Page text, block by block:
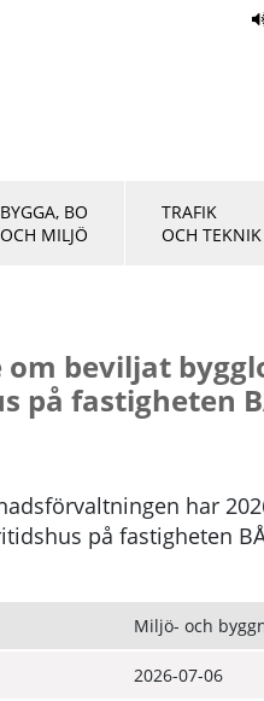
BYGGA, BO
OCH MILJÖ
TRAFIK
OCH TEKNIK
om beviljat
på fastigheten
har
på fastigheten
Miljö- och
2026-07-06